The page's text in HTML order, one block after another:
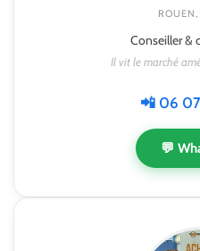
Conseiller &
Il vit le marché
📲 06
💬